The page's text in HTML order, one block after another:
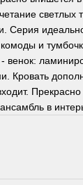
Серия
комоды и
венок:
Кровать
в